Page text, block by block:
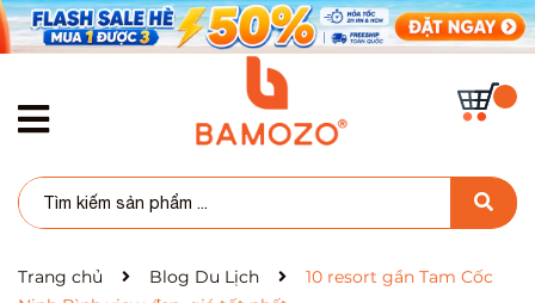
Trang chủ Blog Du Lịch
10 resort gần Tam Cốc